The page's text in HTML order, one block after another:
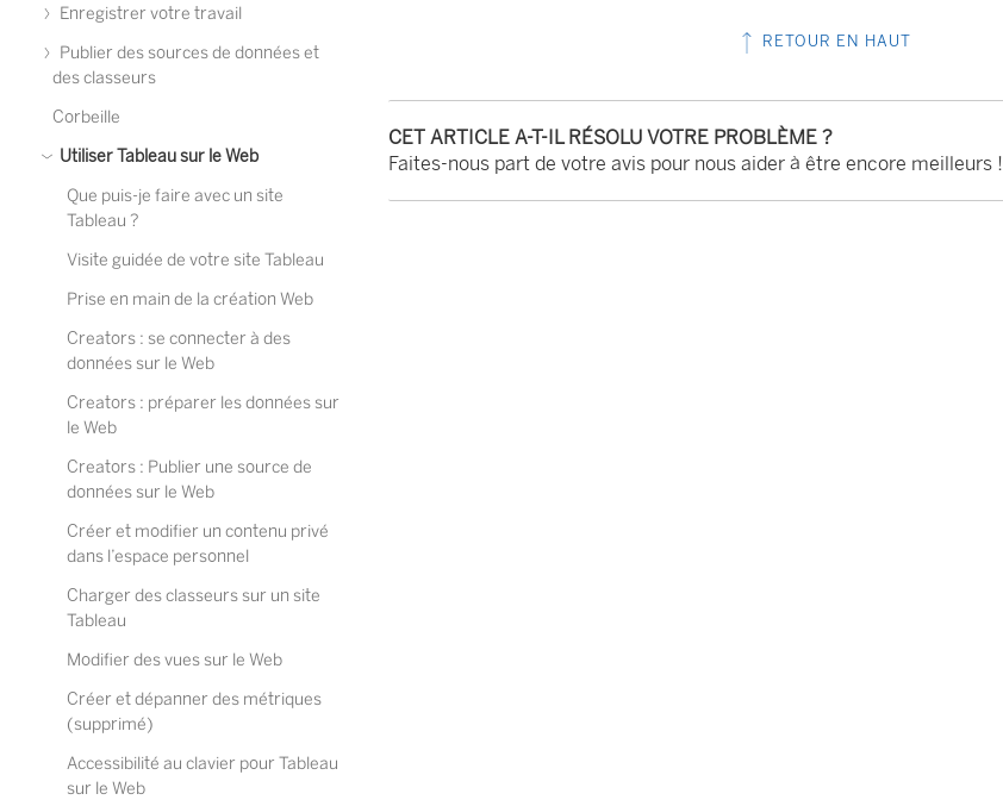
Enregistrer votre travail
Publier des sources de données et
des classeurs
Corbeille
Utiliser Tableau sur le Web
Que puis-je faire avec un site
Tableau ?
Visite guidée de votre site Tableau
Prise en main de la création Web
Creators : se connecter à des
données sur le Web
Creators : préparer les données sur
le Web
Creators : Publier une source de
données sur le Web
Créer et modifier un contenu privé
dans l’espace personnel
Charger des classeurs sur un site
Tableau
Modifier des vues sur le Web
Créer et dépanner des métriques
(supprimé)
Accessibilité au clavier pour Tableau
sur le Web
RETOUR EN HAUT
CET ARTICLE A-T-IL RÉSOLU VOTRE PROBLÈME ?
Faites-nous part de votre avis pour nous aider à être encore meilleurs !